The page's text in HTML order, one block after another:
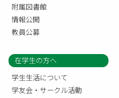
附属図書館
情報公開
教員公募
在学生の方へ
学生生活について
学友会・サークル活動